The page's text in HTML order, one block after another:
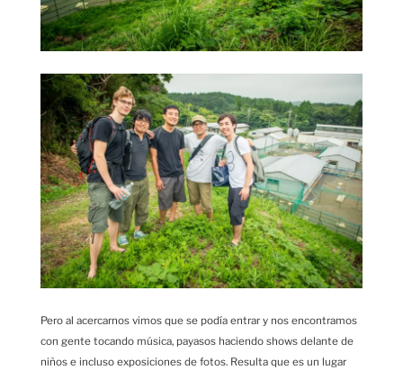
Pero al acercarnos vimos que se podía entrar y nos encontramos
con gente tocando música, payasos haciendo shows delante de
niños e incluso exposiciones de fotos. Resulta que es un lugar